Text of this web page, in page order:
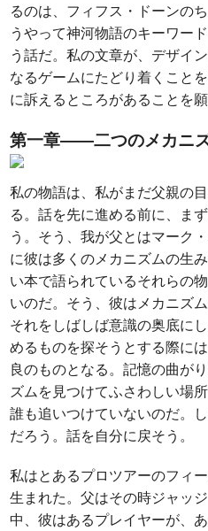
るのは、フィフス・ドーンの
うやって神河物語のキーワー
う話だ。私の文章が、デザイ
なるゲームにたどり着くこと
に訴えるところがあることを願
第一章――二つのメカニ
私の物語は、私がまだ父親の
る。話を先に進める前に、ま
う。そう、我が父とはマーク
に彼は多くのメカニズムの生
い本で語られているそれらの
いのだ。そう、彼はメカニズ
それをしばしば意識の奥底に
めるものを探そうとする際に
良のものとなる。記憶の曲が
ズムを見つけてふさわしい場
誰も追いつけていないのだ。
だろう。話を自分に戻そう。
私はとあるプロツアーのフィ
生まれた。父はその時ジャッ
中、彼はあるプレイヤーが、